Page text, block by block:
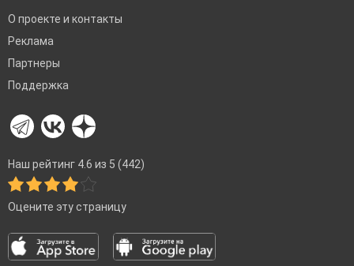
О проекте и контакты
Реклама
Партнеры
Поддержка
Наш рейтинг 4.6 из 5 (442)
Оцените эту страницу